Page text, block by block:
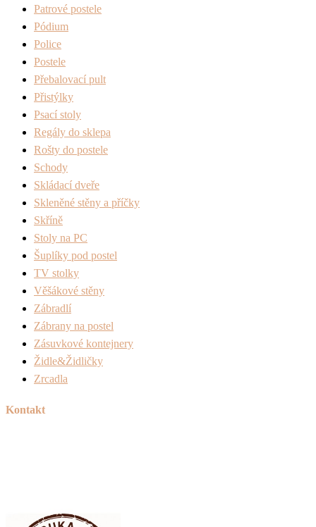
Patrové postele
Pódium
Police
Postele
Přebalovací pult
Přistýlky
Psací stoly
Regály do sklepa
Rošty do postele
Schody
Skládací dveře
Skleněné stěny a příčky
Skříně
Stoly na PC
Šuplíky pod postel
TV stolky
Věšákové stěny
Zábradlí
Zábrany na postel
Zásuvkové kontejnery
Židle&Židličky
Zrcadla
Kontakt